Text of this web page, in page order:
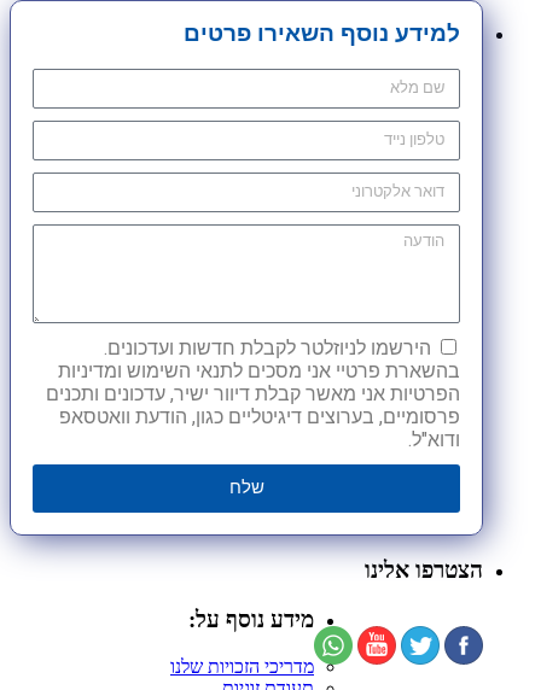
למידע נוסף השאירו פרטים
הירשמו לניוזלטר לקבלת חדשות ועדכונים.
בהשארת פרטיי אני מסכים לתנאי השימוש ומדיניות
הפרטיות אני מאשר קבלת דיוור ישיר, עדכונים ותכנים
פרסומיים, בערוצים דיגיטליים כגון, הודעת וואטסאפ
ודוא"ל.
שלח
הצטרפו אלינו
מידע נוסף על:
מדריכי הזכויות שלנו